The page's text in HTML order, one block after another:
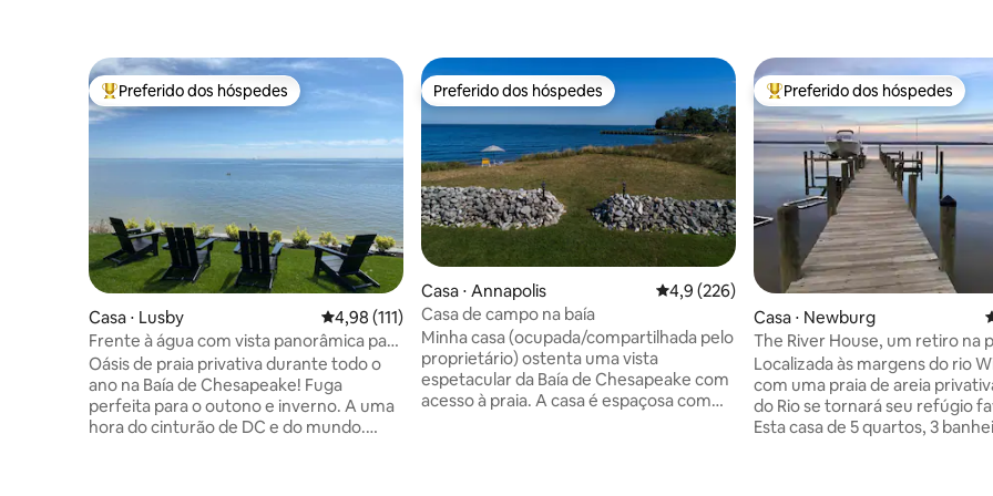
Entre os melhores preferidos dos hóspedes
Preferido dos hóspedes
Casa ⋅ Lusby 4,98 de uma avaliação média de 5, 111 avaliações
4,98 (111)
Frente à água com vista panorâmica para
a baía e praia privativa
Oásis de praia privativa durante todo o
ano na Baía de Chesapeake! Fuga
perfeita para o outono e inverno. A uma
hora do cinturão de DC e do mundo.
Preferido dos hóspedes
Preferido dos hóspedes
Casa ⋅ Annapolis 4,9 de uma avaliação média de 5, 226
4,9 (226)
Casa de campo na baía
Minha casa (ocupada/compartilhada pelo
proprietário) ostenta uma vista
espetacular da Baía de Chesapeake com
acesso à praia. A casa é espaçosa com
Entre os melhores preferidos
Preferido dos hóspedes
Casa ⋅ Newburg
The River House, um retiro na
Wicomico
Localizada às margens do rio
com uma praia de areia
do Rio se tornará seu refúgio
Esta casa de 5 quartos, 3